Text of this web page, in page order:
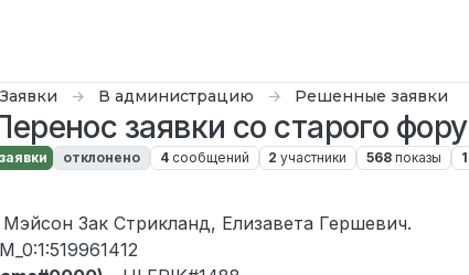
Заявки В администрацию Решенные заявки
заявки со старого
отклонено 4 сообщений 2 участники 568 показы 1
Зак Стрикланд, Елизавета Гершевич.